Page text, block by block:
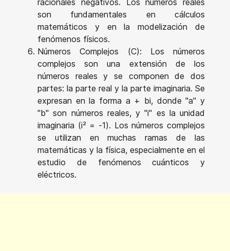
son fundamentales en cálculos
matemáticos y en la modelización de
fenómenos físicos.
Números Complejos (C): Los números
complejos son una extensión de los
números reales y se componen de dos
partes: la parte real y la parte imaginaria. Se
expresan en la forma a + bi, donde "a" y
"b" son números reales, y "i" es la unidad
imaginaria (i² = -1). Los números complejos
se utilizan en muchas ramas de las
matemáticas y la física, especialmente en el
estudio de fenómenos cuánticos y
eléctricos.